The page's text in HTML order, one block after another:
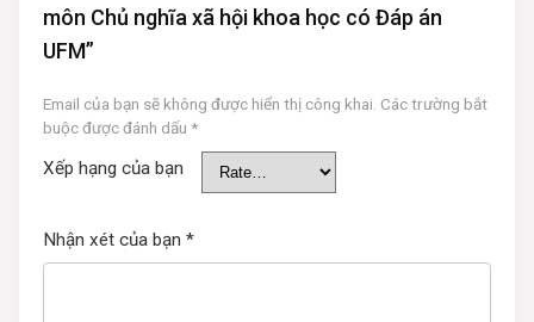
môn Chủ nghĩa xã hội khoa học có Đáp án
UFM”
Email của bạn sẽ không được hiển thị công khai. Các trường bắt
buộc được đánh dấu *
Xếp hạng của bạn
Nhận xét của bạn *